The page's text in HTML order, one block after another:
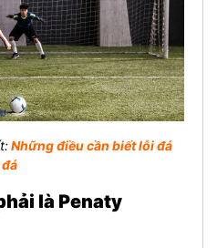
Những điều cần biết lỗi đá
là Penaty